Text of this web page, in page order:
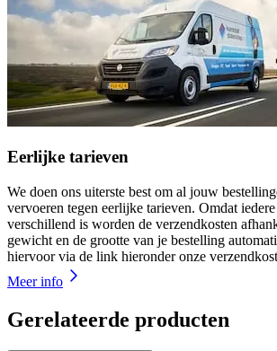
Eerlijke tarieven
We doen ons uiterste best om al jouw
vervoeren tegen eerlijke tarieven. Omdat
verschillend is worden de verzendkosten
gewicht en de grootte van je bestelling
hiervoor via de link hieronder onze
Meer info
Gerelateerde producten